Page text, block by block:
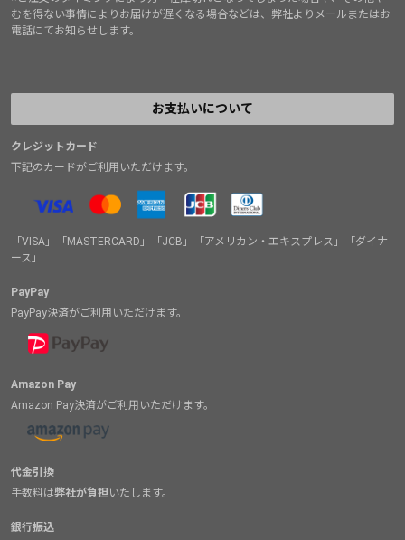
むを得ない事情によりお届けが遅くなる場合などは、弊社よりメールまたはお
電話にてお知らせします。
お支払いについて
クレジットカード
下記のカードがご利用いただけます。
「VISA」「MASTERCARD」「JCB」「アメリカン・エキスプレス」「ダイナ
ース」
PayPay
PayPay決済がご利用いただけます。
Amazon Pay
Amazon Pay決済がご利用いただけます。
代金引換
手数料は弊社が負担いたします。
銀行振込